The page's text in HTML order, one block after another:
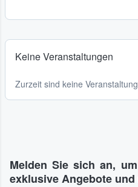
Keine Veranstaltungen
Zurzeit sind keine
Melden Sie sich an,
exklusive Angebote